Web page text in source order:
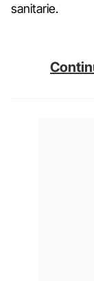
sanitarie.